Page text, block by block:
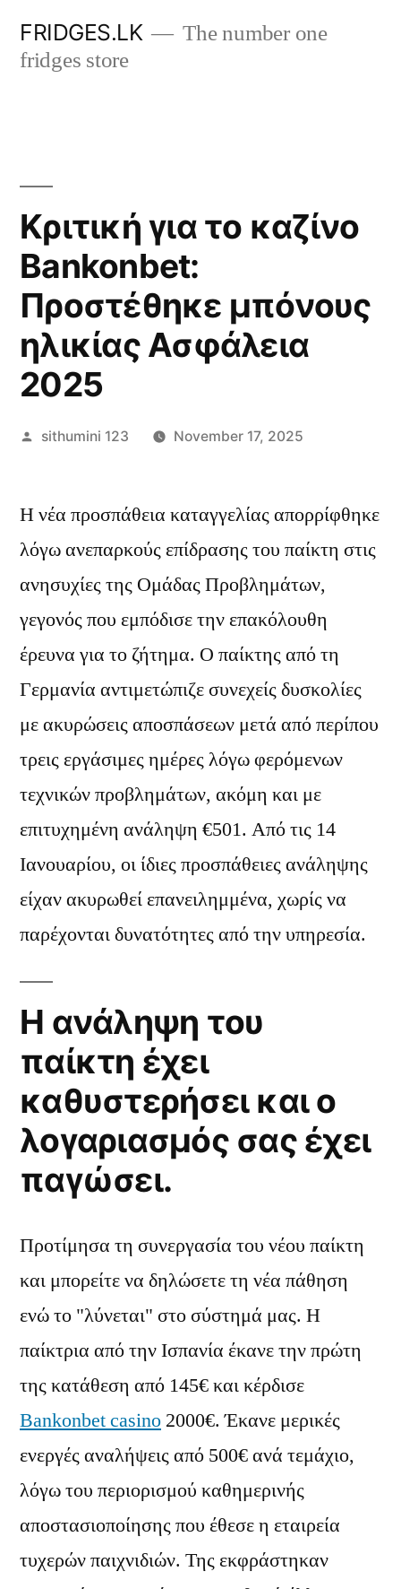
FRIDGES.LK
The number one
fridges store
Κριτική για το καζίνο
Bankonbet:
Προστέθηκε μπόνους
ηλικίας Ασφάλεια
2025
Posted
sithumini 123 November 17, 2025
Η νέα προσπάθεια καταγγελίας απορρίφθηκε
λόγω ανεπαρκούς επίδρασης του παίκτη στις
ανησυχίες της Ομάδας Προβλημάτων,
γεγονός που εμπόδισε την επακόλουθη
έρευνα για το ζήτημα. Ο παίκτης από τη
Γερμανία αντιμετώπιζε συνεχείς δυσκολίες
με ακυρώσεις αποσπάσεων μετά από περίπου
τρεις εργάσιμες ημέρες λόγω φερόμενων
τεχνικών προβλημάτων, ακόμη και με
επιτυχημένη ανάληψη €501. Από τις 14
Ιανουαρίου, οι ίδιες προσπάθειες ανάληψης
είχαν ακυρωθεί επανειλημμένα, χωρίς να
παρέχονται δυνατότητες από την υπηρεσία.
Η ανάληψη του
παίκτη έχει
καθυστερήσει και ο
λογαριασμός σας έχει
παγώσει.
Προτίμησα τη συνεργασία του νέου παίκτη
και μπορείτε να δηλώσετε τη νέα πάθηση
ενώ το "λύνεται" στο σύστημά μας. Η
παίκτρια από την Ισπανία έκανε την πρώτη
της κατάθεση από 145€ και κέρδισε
Bankonbet casino 2000€. Έκανε μερικές
ενεργές αναλήψεις από 500€ ανά τεμάχιο,
λόγω του περιορισμού καθημερινής
αποστασιοποίησης που έθεσε η εταιρεία
τυχερών παιχνιδιών. Της εκφράστηκαν